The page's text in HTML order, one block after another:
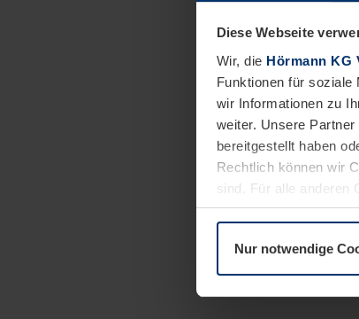
Diese Webseite
Wir, die Hörmann KG
Funktionen für soziale
wir Informationen zu
weiter. Unsere
bereitgestellt haben
Rechtlich können wir
sind. Für alle anderen
Erläuterung auf der
Nur notwendige